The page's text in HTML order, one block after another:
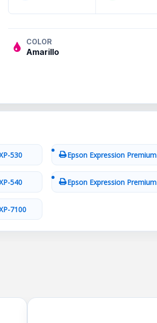
COLOR
Amarillo
530 Epson Expression
540 Epson Expression
7100